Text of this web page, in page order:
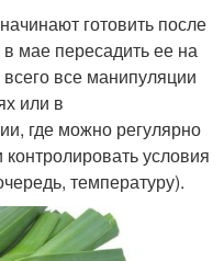
готовить после
мае пересадить ее на
все манипуляции
или в
где можно регулярно
условия
температуру).